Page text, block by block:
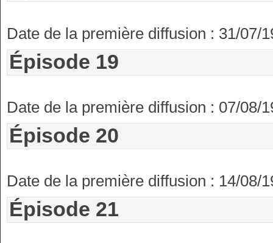
Date de la première diffusion : 31/07/
Épisode 19
Date de la première diffusion : 07/08/
Épisode 20
Date de la première diffusion : 14/08/
Épisode 21